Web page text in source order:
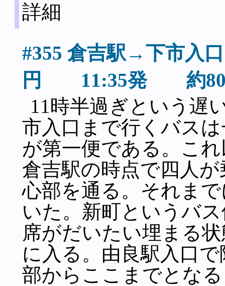
詳細
#355 倉吉駅→下市
円 11:35発 約80
11時半過ぎという遅
市入口まで行くバス
が第一便である。こ
倉吉駅の時点で四人
心部を通る。それま
いた。新町というバ
席がだいたい埋まる
に入る。由良駅入口
部からここまでとな